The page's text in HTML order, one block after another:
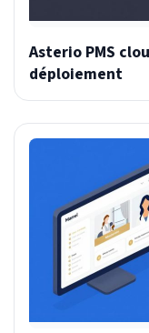
Asterio PMS
déploiement